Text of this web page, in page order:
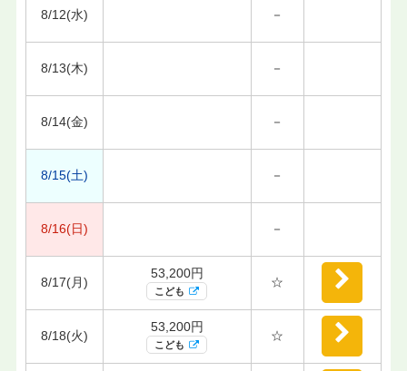
8/12(水) －
8/13(木) －
8/14(金) －
8/15(土) －
8/16(日) －
8/17(月)
53,200円
こども
☆
8/18(火)
53,200円
こども
☆